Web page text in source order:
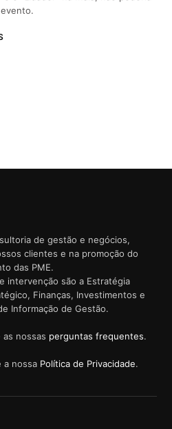
de gestão e negócios,
clientes e na promoção do
das PME.
intervenção são a Estratégia
Finanças, Investimentos e
Informação de Gestão.
nossas perguntas frequentes.
a nossa Política de Privacidade.